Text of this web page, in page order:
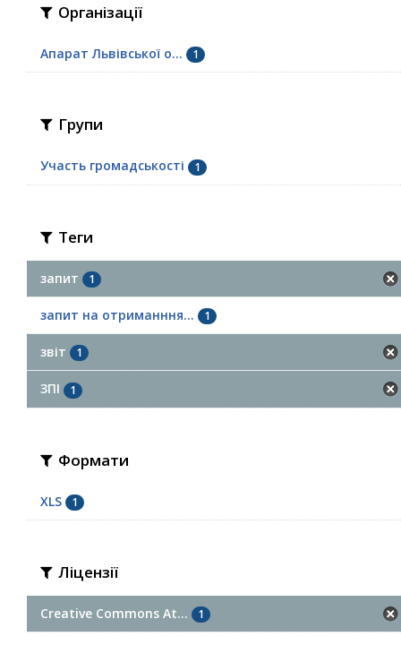
Організації
Апарат Львівської о... 1
Групи
Участь громадськості 1
Теги
запит 1
запит на отриманння... 1
звіт 1
ЗПІ 1
Формати
XLS 1
Ліцензії
Creative Commons At... 1